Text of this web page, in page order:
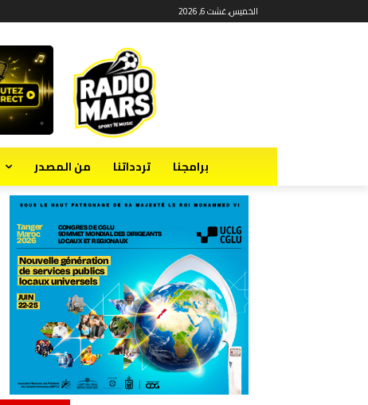
الخميس, غشت 6, 2026
برامجنا تردداتنا من المصدر